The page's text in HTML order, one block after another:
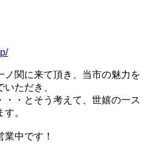
ノ関に来て頂き、当市の魅力を
ただき、
・とそう考えて、世嬉の一ス
。
中です！